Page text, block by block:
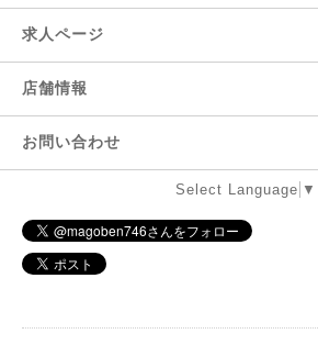
求人ページ
店舗情報
お問い合わせ
Select Language ▼